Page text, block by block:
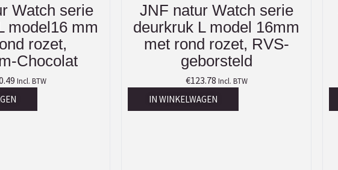
Watch serie
model16 mm
rozet,
Chocolat
Incl. BTW
JNF natur Watch serie
deurkruk L model 16mm
met rond rozet, RVS-
geborsteld
€123.78 Incl. BTW
IN WINKELWAGEN